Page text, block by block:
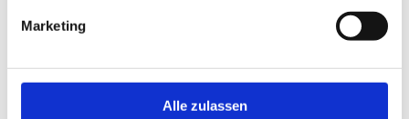
Marketing
Alle zulassen
akut Medizinische Personallogistik GmbH